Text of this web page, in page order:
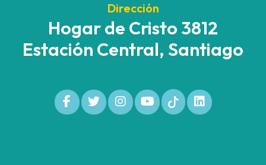
Dirección
Hogar de Cristo 3812
Estación Central, Santiago